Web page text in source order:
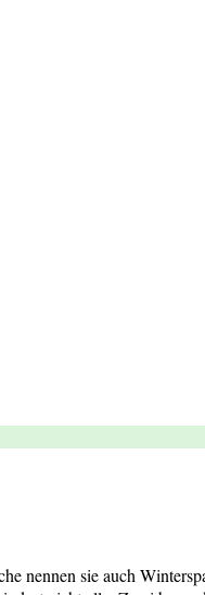
nennen sie auch